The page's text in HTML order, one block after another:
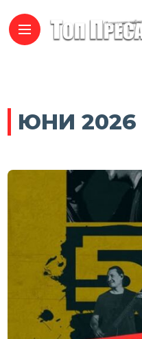
ЮНИ 2026